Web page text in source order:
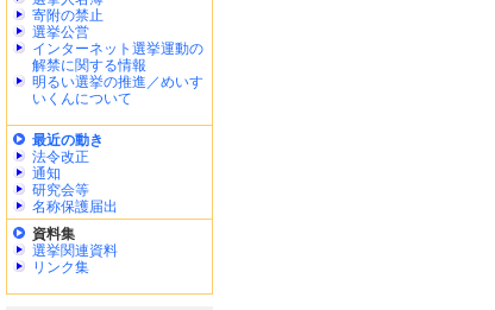
寄附の禁止
選挙公営
インターネット選挙運動の
解禁に関する情報
明るい選挙の推進／めいす
いくんについて
最近の動き
法令改正
通知
研究会等
名称保護届出
資料集
選挙関連資料
リンク集